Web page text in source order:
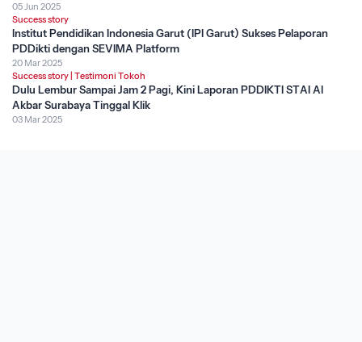
05 Jun 2025
Success story
Institut Pendidikan Indonesia Garut (IPI Garut) Sukses Pelaporan
PDDikti dengan SEVIMA Platform
20 Mar 2025
Success story Testimoni Tokoh
Dulu Lembur Sampai Jam 2 Pagi, Kini Laporan PDDIKTI STAI Al
Akbar Surabaya Tinggal Klik
03 Mar 2025